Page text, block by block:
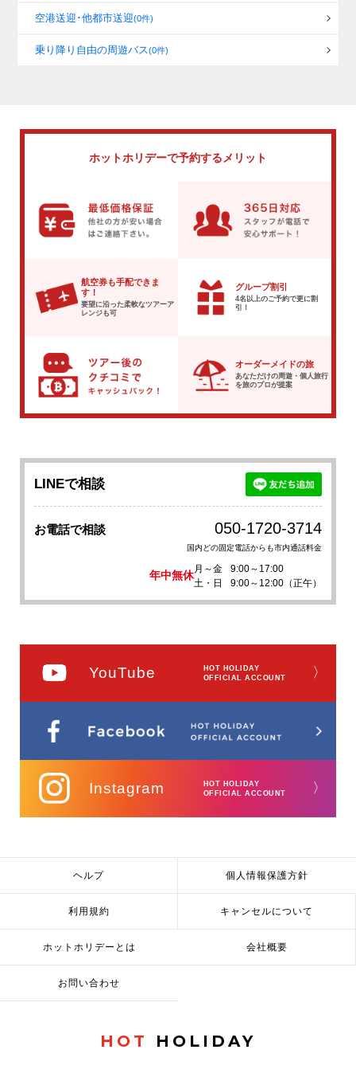
空港送迎･他都市送迎(0件)
乗り降り自由の周遊バス(0件)
ホットホリデーで予約するメリット
航空券も手配できま
す！
要望に沿った柔軟なツアーア
レンジも可
グループ割引
4名以上のご予約で更に割
引！
オーダーメイドの旅
あなただけの周遊・個人旅行
を旅のプロが提案
LINEで相談
お電話で相談 050-1720-3714
国内どの固定電話からも市内通話料金
年中無休
月～金
9:00～17:00
土・日
9:00～12:00（正午）
YouTube
HOT HOLIDAY
OFFICIAL ACCOUNT
〉
Instagram
HOT HOLIDAY
OFFICIAL ACCOUNT
〉
ヘルプ 個人情報保護方針
利用規約 キャンセルについて
ホットホリデーとは 会社概要
お問い合わせ
HOT HOLIDAY